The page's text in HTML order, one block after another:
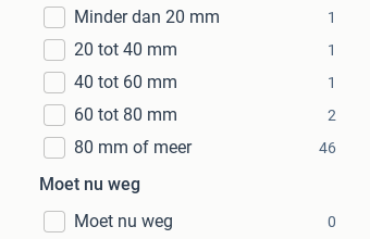
Minder dan 20 mm
1
20 tot 40 mm 1
40 tot 60 mm 1
60 tot 80 mm 2
80 mm of meer 46
Moet nu weg
Moet nu weg
0